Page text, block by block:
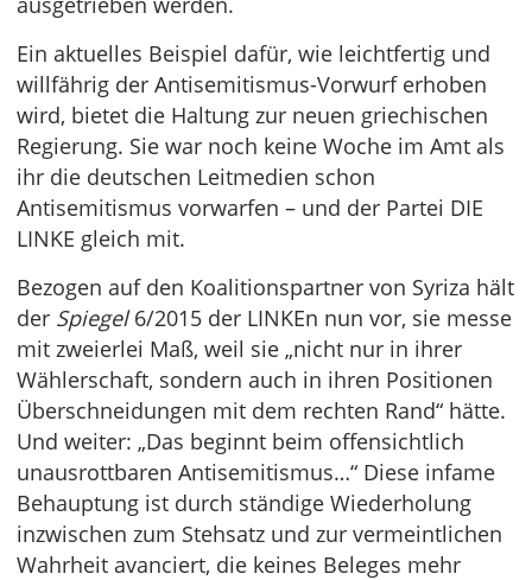
Ein aktuelles Beispiel dafür, wie leichtfertig und
willfährig der Antisemitismus-Vorwurf erhoben
wird, bietet die Haltung zur neuen griechischen
Regierung. Sie war noch keine Woche im Amt als
ihr die deutschen Leitmedien schon
Antisemitismus vorwarfen – und der Partei DIE
LINKE gleich mit.
Bezogen auf den Koalitionspartner von Syriza hält
der Spiegel6/2015 der LINKEn nun vor, sie messe
mit zweierlei Maß, weil sie „nicht nur in ihrer
Wählerschaft, sondern auch in ihren Positionen
Überschneidungen mit dem rechten Rand“ hätte.
Und weiter: „Das beginnt beim offensichtlich
unausrottbaren Antisemitismus…“ Diese infame
Behauptung ist durch ständige Wiederholung
inzwischen zum Stehsatz und zur vermeintlichen
Wahrheit avanciert, die keines Beleges mehr